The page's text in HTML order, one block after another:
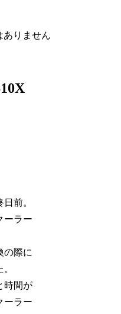
ありません
前。
ーラー
の際に
時間が
ーラー